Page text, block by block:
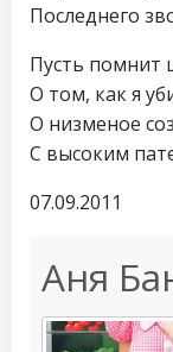
Последнего
Пусть помнит
О том, как я
О низменое
С высоким
07.09.2011
Аня